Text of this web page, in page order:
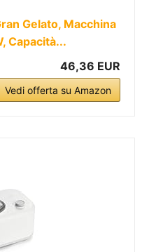
Gelato, Macchina
Capacità...
46,36 EUR
Vedi offerta su Amazon